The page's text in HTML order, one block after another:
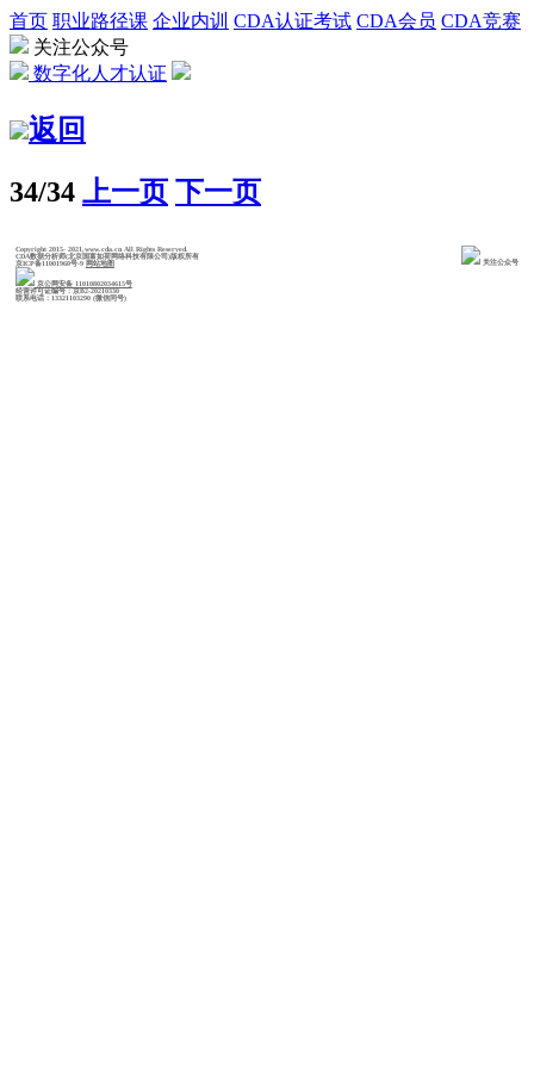
首页 职业路径课 企业内训 CDA认证考试 CDA会员 CDA竞赛
关注公众号
数字化人才认证
返回
34/34 上一页 下一页
Copyright 2015- 2021,www.cda.cn All Rights Reserved.
CDA数据分析师(北京国富如荷网络科技有限公司)版权所有
京ICP备11001960号-9 网站地图
京公网安备 11010802034615号
经营许可证编号：京B2-20210330
联系电话：13321103290 (微信同号)
关注公众号